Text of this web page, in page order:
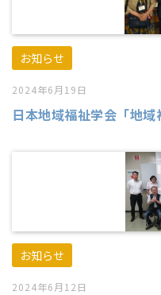
お知らせ
2024年6月19日
日本地域福祉学会「地
お知らせ
2024年6月12日